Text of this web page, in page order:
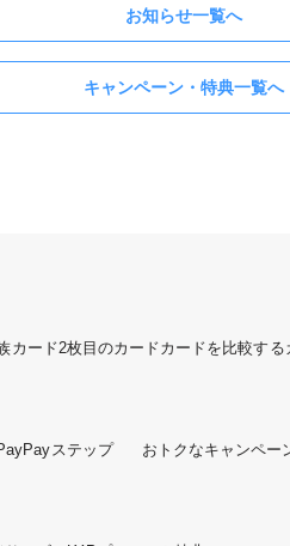
お知らせ一覧へ
キャンペーン・特典一覧へ
カード2枚目のカードカードを比較する
ステップ おトクなキャンペー